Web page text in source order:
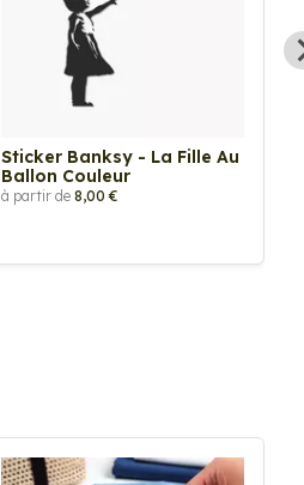
Sticker Banksy - La Fille Au
Ballon Couleur
à partir de 8,00 €